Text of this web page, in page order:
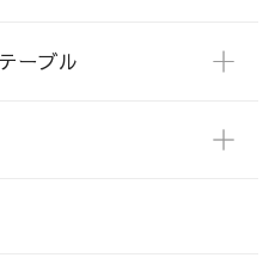
ーブル